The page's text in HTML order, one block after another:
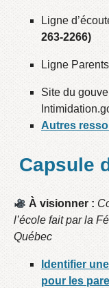
Ligne
263-2266)
Ligne
Site du
Autres
Capsule
À visionner :
l’école fait par la
Québec
Identifier
pour les